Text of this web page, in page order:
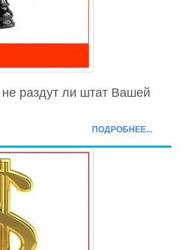
не раздут ли штат Вашей
ПОДРОБНЕЕ...